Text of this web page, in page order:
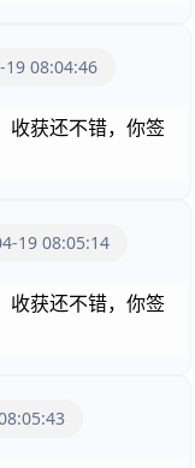
19 08:04:46
收获还不错，你签
19 08:05:14
收获还不错，你签